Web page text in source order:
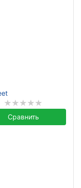
Сравнить